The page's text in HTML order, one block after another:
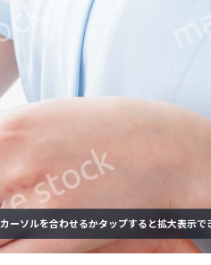
カーソルを合わせるかタップすると拡大表示で